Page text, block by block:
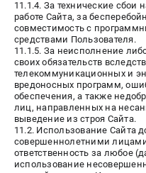
11.1.4. За технические сбои
работе Сайта, за
совместимость с
средствами Пользователя.
11.1.5. За неисполнение
своих обязательств
телекоммуникационных и
вредоносных программ,
обеспечения, а также
лиц, направленных на
выведение из строя Сайта.
11.2. Использование Сайта
совершеннолетними
ответственность за любое
использование